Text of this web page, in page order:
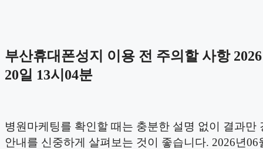
부산휴대폰성지 이용 전 주의할 사항
20일 13시04분
병원마케팅를 확인할 때는 충분한 설명 없이 결과만
안내를 신중하게 살펴보는 것이 좋습니다. 2026년06